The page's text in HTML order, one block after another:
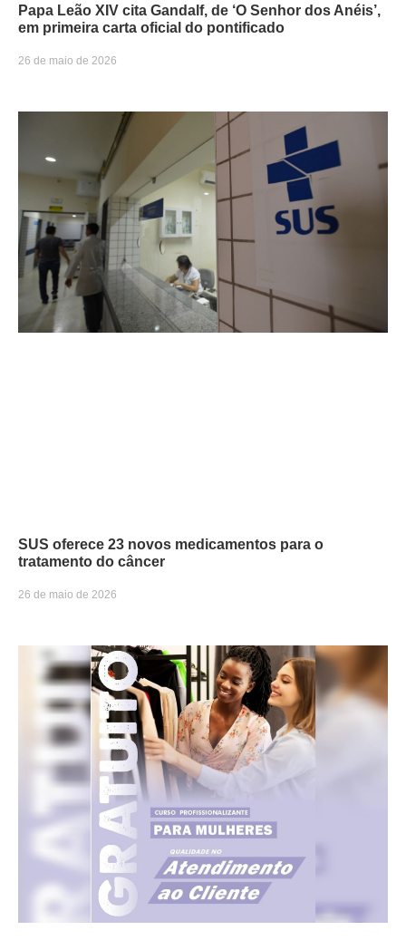
Papa Leão XIV cita Gandalf, de ‘O Senhor dos Anéis’,
em primeira carta oficial do pontificado
26 de maio de 2026
SUS oferece 23 novos medicamentos para o
tratamento do câncer
26 de maio de 2026